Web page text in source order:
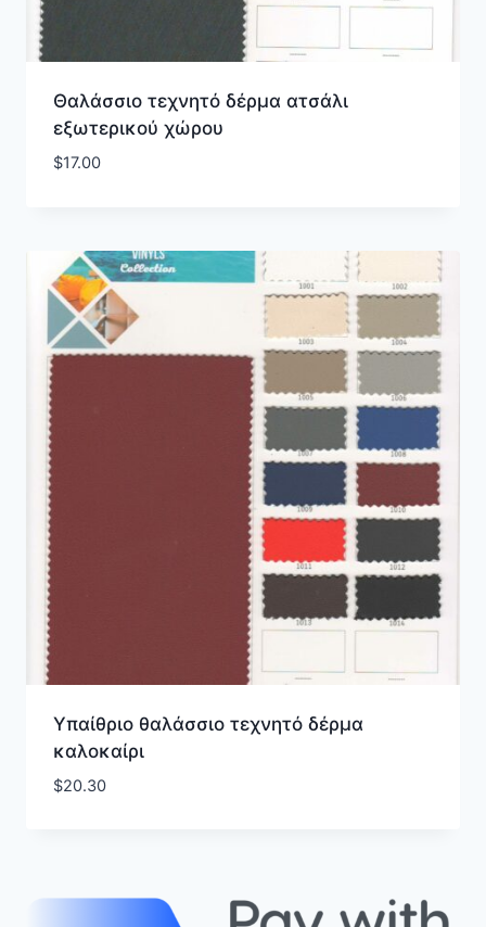
Θαλάσσιο τεχνητό δέρμα ατσάλι
εξωτερικού χώρου
$17.00
Υπαίθριο θαλάσσιο τεχνητό δέρμα
καλοκαίρι
$20.30